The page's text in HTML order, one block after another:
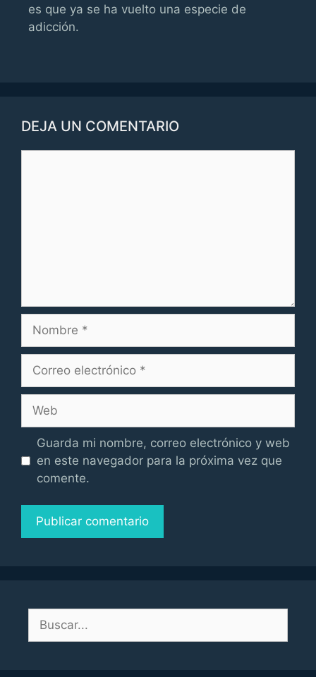
es que ya se ha vuelto una especie de
adicción.
DEJA UN COMENTARIO
electrónico
Guarda mi nombre, correo electrónico y web
en este navegador para la próxima vez que
comente.
Buscar: